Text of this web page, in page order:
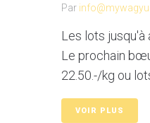
Par
Les lots
Le prochain
22.50.-/kg ou
VOIR PLUS